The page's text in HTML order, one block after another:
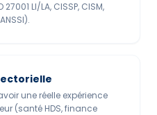
LI/LA, CISSP, CISM,
une réelle expérience
(santé HDS, finance